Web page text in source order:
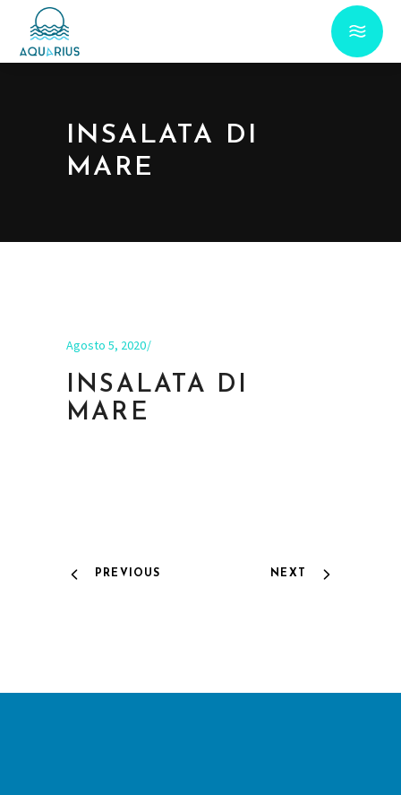
INSALATA DI
MARE
Agosto 5, 2020
INSALATA DI
MARE
PREVIOUS NEXT